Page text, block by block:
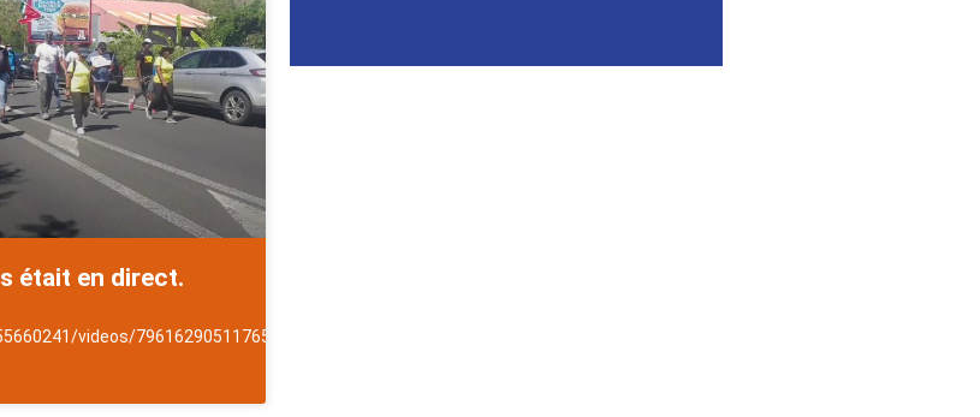
était en direct.
videos/796162905117657/ »]NewsAntilles